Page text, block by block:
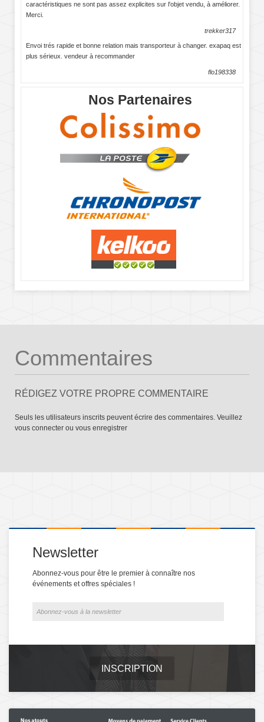
caractéristiques ne sont pas assez explicites sur l'objet vendu, à améliorer.
Merci.
trekker317
Envoi trés rapide et bonne relation mais transporteur à changer. exapaq est
plus sérieux. vendeur à recommander
flo198338
Nos Partenaires
Commentaires
RÉDIGEZ VOTRE PROPRE COMMENTAIRE
Seuls les utilisateurs inscrits peuvent écrire des commentaires. Veuillez
vous connecter ou vous enregistrer
Newsletter
Abonnez-vous pour être le premier à connaître nos
événements et offres spéciales !
INSCRIPTION